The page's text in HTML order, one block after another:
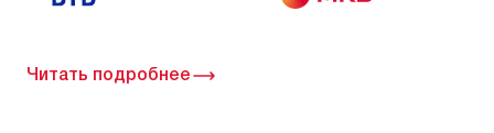
Читать подробнее